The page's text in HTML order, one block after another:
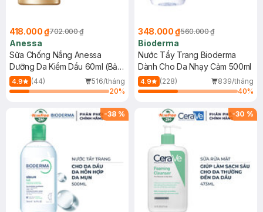
418.000 ₫702.000 ₫
Anessa
Sữa Chống Nắng Anessa
Dưỡng Da Kiềm Dầu 60ml (Bản
Mới)
4.9 (44)
516/tháng
20%
348.000 ₫560.000 ₫
Bioderma
Nước Tẩy Trang Bioderma
Dành Cho Da Nhạy Cảm 500ml
4.9 (228)
839/tháng
40%
-38 % -30 %